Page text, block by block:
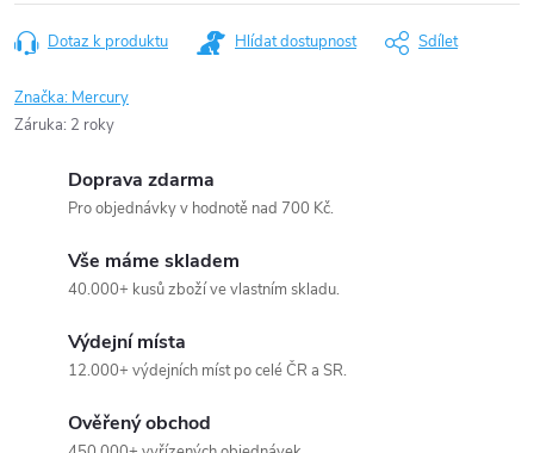
Dotaz k produktu Hlídat dostupnost Sdílet
Značka: Mercury
Záruka: 2 roky
Doprava zdarma
Pro objednávky v hodnotě nad 700 Kč.
Vše máme skladem
40.000+ kusů zboží ve vlastním skladu.
Výdejní místa
12.000+ výdejních míst po celé ČR a SR.
Ověřený obchod